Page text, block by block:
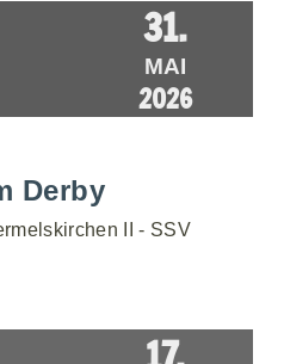
31.
MAI
2026
Derby
II - SSV